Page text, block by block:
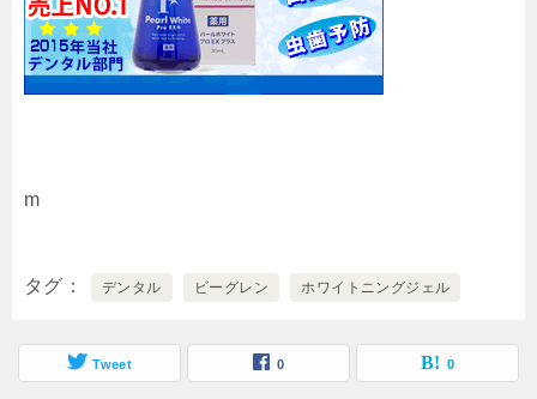
m
タグ デンタル ビーグレン ホワイトニングジェル
Tweet 0 0